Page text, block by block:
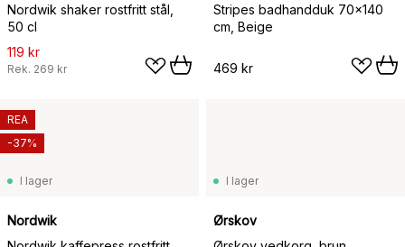
Nordwik shaker rostfritt stål,
50 cl
119 kr
Rek. 269 kr
Stripes badhandduk 70x140
cm, Beige
469 kr
I lager
Nordwik
REA
-37%
I lager
Ørskov